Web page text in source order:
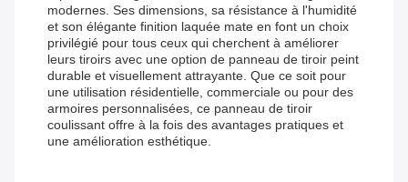
modernes. Ses dimensions, sa résistance à l'humidité
et son élégante finition laquée mate en font un choix
privilégié pour tous ceux qui cherchent à améliorer
leurs tiroirs avec une option de panneau de tiroir peint
durable et visuellement attrayante. Que ce soit pour
une utilisation résidentielle, commerciale ou pour des
armoires personnalisées, ce panneau de tiroir
coulissant offre à la fois des avantages pratiques et
une amélioration esthétique.